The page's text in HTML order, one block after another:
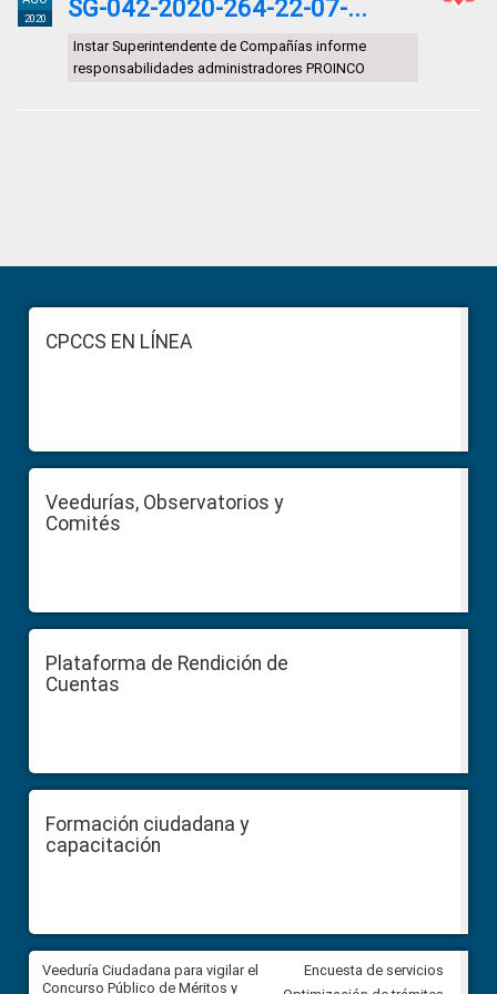
2020
SG-042-2020-264-22-07-...
Instar Superintendente de Compañías informe
responsabilidades administradores PROINCO
Sidebar
FooterCPCCS EN LÍNEA
Veedurías, Observatorios y
Comités
Plataforma de Rendición de
Cuentas
Formación ciudadana y
capacitación
Veeduría Ciudadana para vigilar el
Concurso Público de Méritos y
Veeduría Ciudadana para
construcción del asfaltado de
Encuesta de servicios